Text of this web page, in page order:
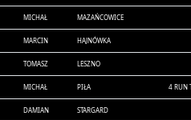
MICHAŁ MAZAŃCOWICE
MARCIN HAJNÓWKA
TOMASZ LESZNO
MICHAŁ PIŁA 4 RUN
DAMIAN STARGARD